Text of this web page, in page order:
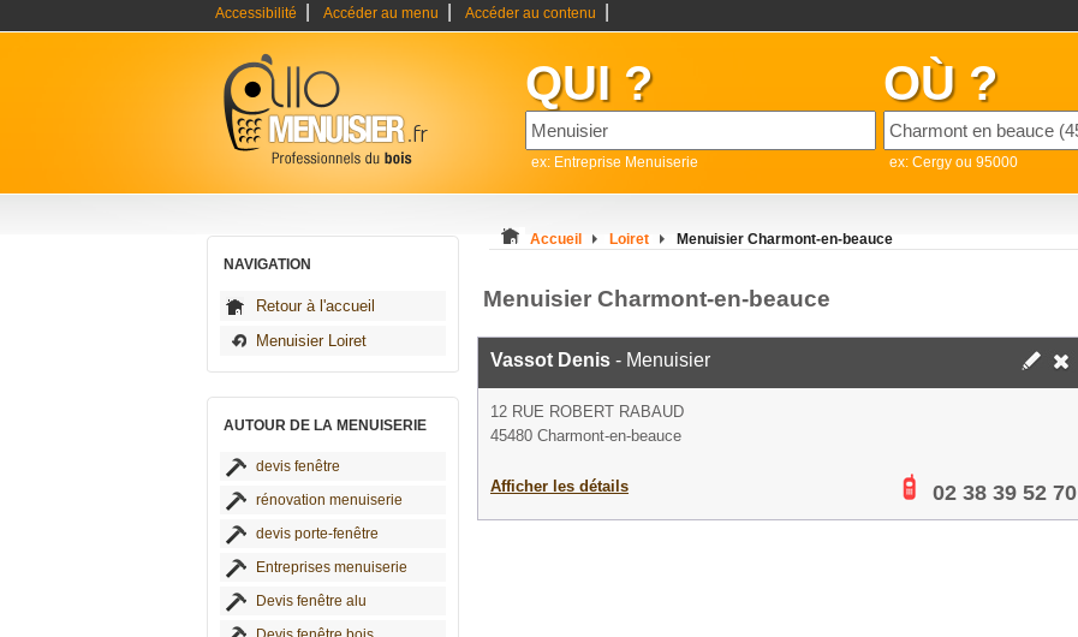
Accessibilité Accéder au menu Accéder au contenu
QUI ?
ex: Entreprise Menuiserie
OÙ ?
ex: Cergy ou 95000
NAVIGATION
Retour à l'accueil
Menuisier Loiret
AUTOUR DE LA MENUISERIE
devis fenêtre
rénovation menuiserie
devis porte-fenêtre
Entreprises menuiserie
Devis fenêtre alu
Accueil Loiret Menuisier Charmont-en-beauce
Menuisier Charmont-en-beauce
Vassot Denis - Menuisier
12 RUE ROBERT RABAUD
45480 Charmont-en-beauce
Afficher les détails 02 38 39 52 70